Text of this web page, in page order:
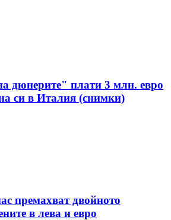
дюнерите" плати 3 млн. евро
си в Италия (снимки)
премахват двойното
в лева и евро